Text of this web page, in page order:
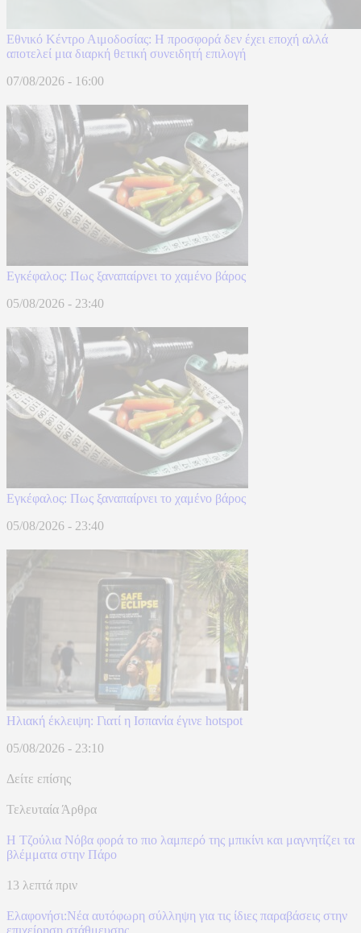
Εθνικό Κέντρο Αιμοδοσίας: H προσφορά δεν έχει εποχή αλλά
αποτελεί μια διαρκή θετική συνειδητή επιλογή
07/08/2026 - 16:00
Eγκέφαλος: Πως ξαναπαίρνει το χαμένο βάρος
05/08/2026 - 23:40
Eγκέφαλος: Πως ξαναπαίρνει το χαμένο βάρος
05/08/2026 - 23:40
Hλιακή έκλειψη: Γιατί η Ισπανία έγινε hotspot
05/08/2026 - 23:10
Δείτε επίσης
Τελευταία Άρθρα
Η Τζούλια Νόβα φορά το πιο λαμπερό της μπικίνι και μαγνητίζει τα
βλέμματα στην Πάρο
13 λεπτά πριν
Ελαφονήσι:Νέα αυτόφωρη σύλληψη για τις ίδιες παραβάσεις στην
επιχείρηση στάθμευσης